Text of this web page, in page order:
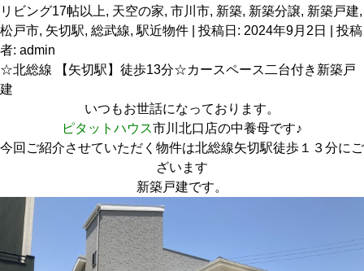
リビング17帖以上, 天空の家, 市川市, 新築, 新築分譲, 新築戸建,
松戸市, 矢切駅, 総武線, 駅近物件 | 投稿日: 2024年9月2日
投稿
者: admin
☆北総線 【矢切駅】徒歩13分☆カースペース二台付き新築戸
建
いつもお世話になっております。
ピタットハウス市川北口店の中養母です♪
今回ご紹介させていただく物件は北総線矢切駅徒歩１３分にご
ざいます
新築戸建です。